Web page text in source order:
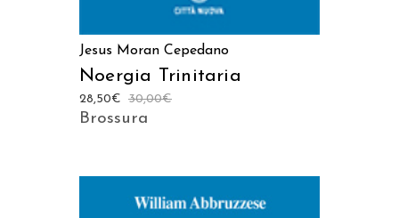
Jesus Moran Cepedano
Noergia Trinitaria
30,00€
28,50€
Brossura